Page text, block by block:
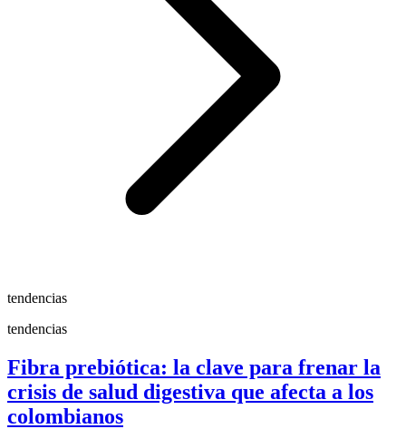
tendencias
tendencias
Fibra prebiótica: la clave para frenar la
crisis de salud digestiva que afecta a los
colombianos